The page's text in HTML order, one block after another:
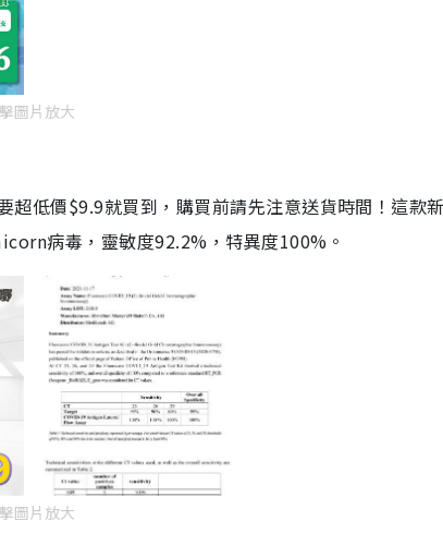
圖片放大
低價$9.9就買到，購買前請先注意送貨時間！這款
病毒，靈敏度92.2%，特異度100%。
圖片放大